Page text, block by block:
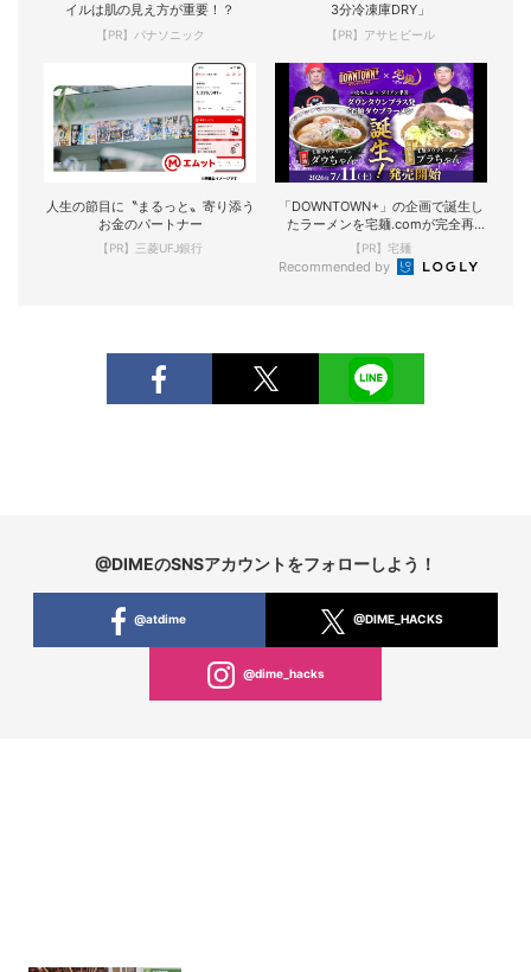
イルは肌の見え方が重要！？
【PR】パナソニック
3分冷凍庫DRY」
【PR】アサヒビール
人生の節目に〝まるっと〟寄り添う
お金のパートナー
【PR】三菱UFJ銀行
「DOWNTOWN+」の企画で誕生し
たラーメンを宅麺.comが完全再
現！
【PR】宅麺
Recommended by
@DIMEのSNSアカウントをフォローしよう！
@atdime @DIME_HACKS
@dime_hacks